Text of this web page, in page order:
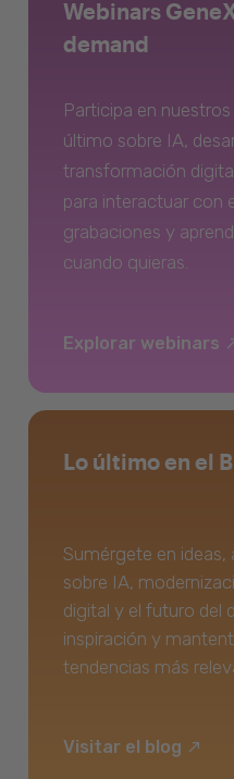
Webinars
demand
Participa en
último sobre IA,
transformación
para interactuar con
grabaciones y
cuando quieras.
Explorar webinars
Lo último en el
Sumérgete en ideas,
sobre IA,
digital y el futuro del
inspiración y
tendencias más
Visitar el blog